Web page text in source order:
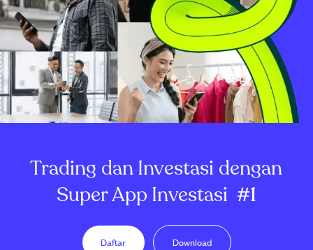
Trading dan Investasi dengan
Super App Investasi #1
Daftar Download